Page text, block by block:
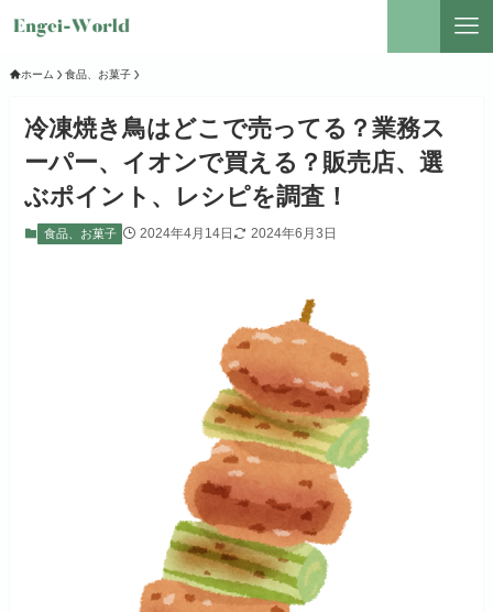
ホーム 食品、お菓子
冷凍焼き鳥はどこで売ってる？業務ス
ーパー、イオンで買える？販売店、選
ぶポイント、レシピを調査！
食品、お菓子 2024年4月14日 2024年6月3日